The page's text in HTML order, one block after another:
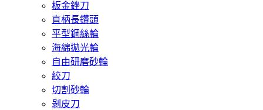
板金銼刀
直柄長鑽頭
平型鋼絲輪
海綿拋光輪
自由研磨砂輪
絞刀
切割砂輪
剝皮刀